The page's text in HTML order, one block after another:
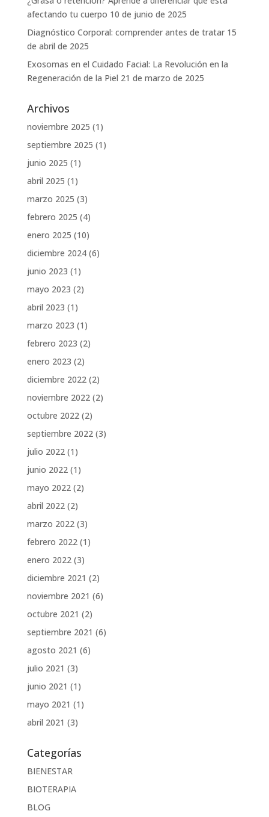
afectando tu cuerpo 10 de junio de 2025
Diagnóstico Corporal: comprender antes de tratar 15
de abril de 2025
Exosomas en el Cuidado Facial: La Revolución en la
Regeneración de la Piel 21 de marzo de 2025
Archivos
noviembre 2025 (1)
septiembre 2025 (1)
junio 2025 (1)
abril 2025 (1)
marzo 2025 (3)
febrero 2025 (4)
enero 2025 (10)
diciembre 2024(6)
junio 2023 (1)
mayo 2023 (2)
abril 2023 (1)
marzo 2023 (1)
febrero 2023 (2)
enero 2023 (2)
diciembre 2022(2)
noviembre 2022(2)
octubre 2022(2)
septiembre 2022(3)
julio 2022(1)
junio 2022(1)
mayo 2022(2)
abril 2022(2)
marzo 2022(3)
febrero 2022(1)
enero 2022(3)
diciembre 2021 (2)
noviembre 2021 (6)
octubre 2021 (2)
septiembre 2021 (6)
agosto 2021 (6)
julio 2021 (3)
junio 2021 (1)
mayo 2021 (1)
abril 2021 (3)
Categorías
BIENESTAR
BIOTERAPIA
BLOG